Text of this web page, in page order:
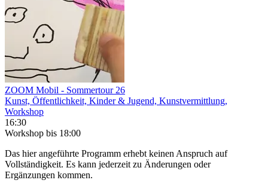
ZOOM Mobil - Sommertour 26
Kunst, Öffentlichkeit, Kinder & Jugend, Kunstvermittlung,
Workshop
16:30
Workshop bis 18:00
Das hier angeführte Programm erhebt keinen Anspruch auf
Vollständigkeit. Es kann jederzeit zu Änderungen oder
Ergänzungen kommen.